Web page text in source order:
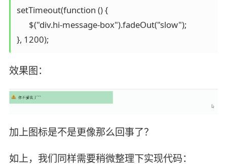
setTimeout(function () {
      $("div.hi-message-box").fadeOut("slow");
}, 1200);
效果图：
加上图标是不是更像那么回事了？
如上，我们同样需要稍微整理下实现代码：